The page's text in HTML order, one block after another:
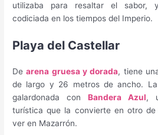
utilizaba para resaltar el sabor,
codiciada en los tiempos del Imperio.
Playa del Castellar
Dearena gruesa y dorada, tiene
de largo y 26 metros de ancho.
galardonada conBandera Azul,
turística que la convierte en otro
ver en Mazarrón.